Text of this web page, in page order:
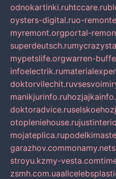
odnokartinki.ruhtccare.ru
oysters-digital.ruo-
myremont.orgportal-
superdeutsch.ru
mypetslife.orgwarren-
infoelectrik.ru
doktorvilechit.ru
manikjurinfo.ru
doktoradvice.ru
otopleniehouse.ru
mojateplica.ru
garazhov.commonamy.net
stroyu.kzmy-vesta.com
zsmh.com.ua